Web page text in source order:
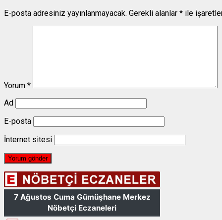
E-posta adresiniz yayınlanmayacak. Gerekli alanlar * ile
Yorum *
Ad
E-posta
İnternet sitesi